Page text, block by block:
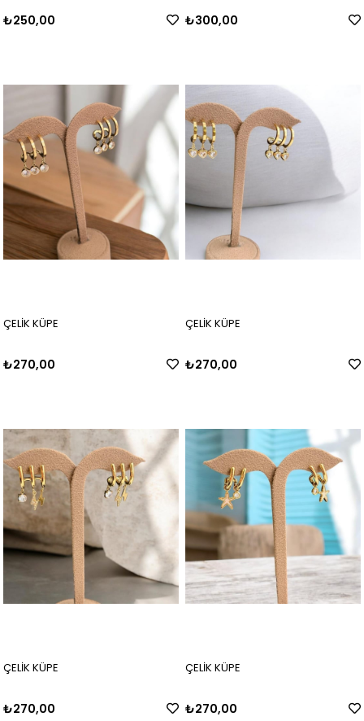
₺250,00 ₺300,00
ÇELİK KÜPE
₺270,00
ÇELİK KÜPE
₺270,00
ÇELİK KÜPE
₺270,00
ÇELİK KÜPE
₺270,00